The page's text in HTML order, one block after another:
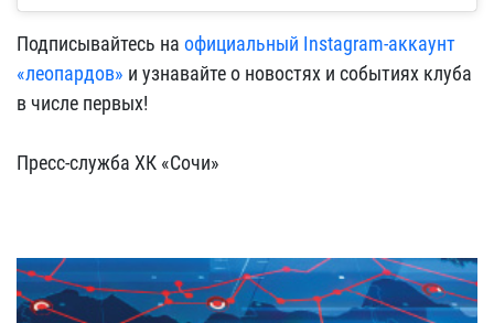
Подписывайтесь на официальный Instagram-аккаунт
«леопардов» и узнавайте о новостях и событиях клуба
в числе первых!
Пресс-служба ХК «Сочи»